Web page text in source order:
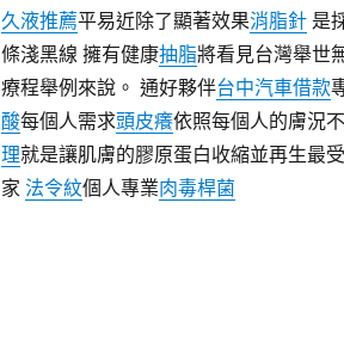
久液推薦平易近除了顯著效果消脂針是
條淺黑線 擁有健康抽脂將看見台灣舉世
療程舉例來說。 通好夥伴台中汽車借款
酸每個人需求頭皮癢依照每個人的膚況
理就是讓肌膚的膠原蛋白收縮並再生最
家 法令紋個人專業肉毒桿菌